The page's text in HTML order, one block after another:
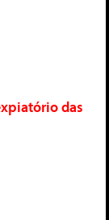
das